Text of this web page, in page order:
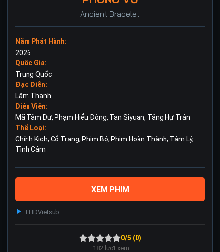
Ancient Bracelet
Năm Phát Hành:
2026
Quốc Gia:
Trung Quốc
Đạo Diễn:
Lâm Thanh
Diễn Viên:
Mã Tâm Dư, Phạm Hiểu Đông, Tan Siyuan, Tăng Hự Trân
Thể Loại:
Chính Kịch, Cổ Trang, Phim Bộ, Phim Hoàn Thành, Tâm Lý,
Tình Cảm
XEM PHIM
FHDVietsub
0/5 (0)
182 lượt xem